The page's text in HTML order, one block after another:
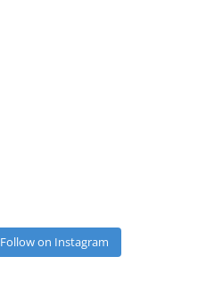
Follow on Instagram